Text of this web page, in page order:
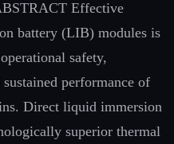
Effective
battery (LIB) modules is
safety,
performance of
Direct liquid immersion
superior thermal